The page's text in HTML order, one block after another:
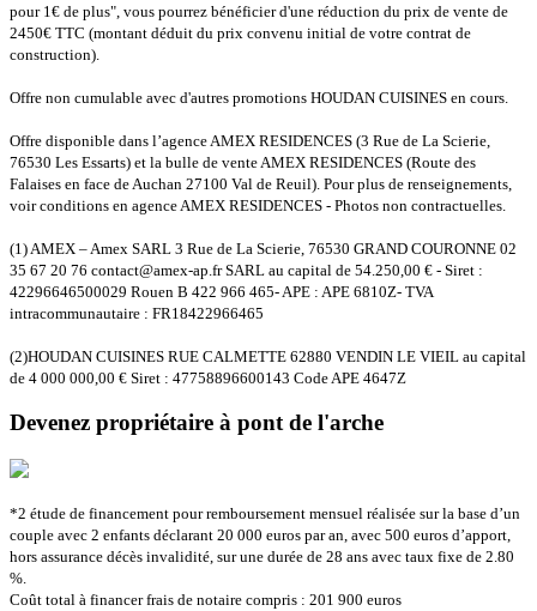
pour 1€ de plus", vous pourrez bénéficier d'une réduction du prix de vente de
2450€ TTC (montant déduit du prix convenu initial de votre contrat de
construction).
Offre non cumulable avec d'autres promotions HOUDAN CUISINES en cours.
Offre disponible dans l’agence AMEX RESIDENCES (3 Rue de La Scierie,
76530 Les Essarts) et la bulle de vente AMEX RESIDENCES (Route des
Falaises en face de Auchan 27100 Val de Reuil). Pour plus de renseignements,
voir conditions en agence AMEX RESIDENCES - Photos non contractuelles.
(1) AMEX – Amex SARL 3 Rue de La Scierie, 76530 GRAND COURONNE 02
35 67 20 76 contact@amex-ap.fr SARL au capital de 54.250,00 € - Siret :
42296646500029 Rouen B 422 966 465- APE : APE 6810Z- TVA
intracommunautaire : FR18422966465
(2)HOUDAN CUISINES RUE CALMETTE 62880 VENDIN LE VIEIL au capital
de 4 000 000,00 € Siret : 47758896600143 Code APE 4647Z
Devenez propriétaire à pont de l'arche
*2 étude de financement pour remboursement mensuel réalisée sur la base d’un
couple avec 2 enfants déclarant 20 000 euros par an, avec 500 euros d’apport,
hors assurance décès invalidité, sur une durée de 28 ans avec taux fixe de 2.80
%.
Coût total à financer frais de notaire compris : 201 900 euros